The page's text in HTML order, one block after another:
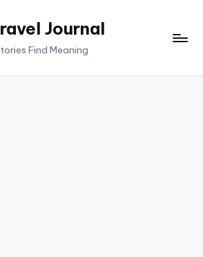
Journal
Find Meaning